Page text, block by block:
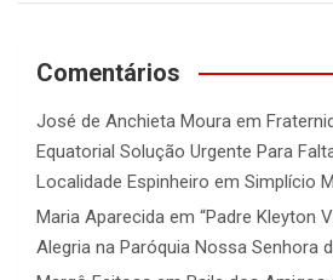
Comentários
José de Anchieta Moura em
Equatorial Solução Urgente Para
Localidade Espinheiro em Simplício
Maria Aparecida em “Padre Kleyton
Alegria na Paróquia Nossa Senhora